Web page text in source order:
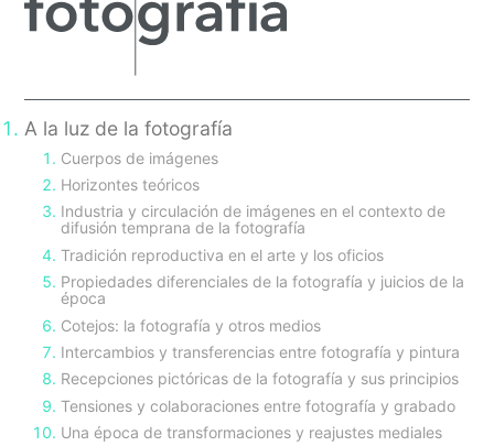
A la luz de la fotografía
Cuerpos de imágenes
Horizontes teóricos
Industria y circulación de imágenes en el contexto de
difusión temprana de la fotografía
Tradición reproductiva en el arte y los oficios
Propiedades diferenciales de la fotografía y juicios de la
época
Cotejos: la fotografía y otros medios
Intercambios y transferencias entre fotografía y pintura
Recepciones pictóricas de la fotografía y sus principios
Tensiones y colaboraciones entre fotografía y grabado
Una época de transformaciones y reajustes mediales